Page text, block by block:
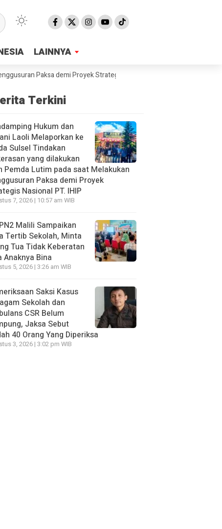
LAINNYA
LAINNYA
Paksa demi Proyek Strategis Nasional PT. IHIP
Terkini
Hukum dan
Laoli Melaporkan ke
Sulsel Tindakan
yang dilakukan
Pemda Lutim pada saat Melakukan
Paksa demi Proyek
Nasional PT. IHIP
7, 2026 | 10:57 am WIB
Malili Sampaikan
Tertib Sekolah, Minta
Tua Tidak Keberatan
Anaknya Bina
5, 2026 | 3:26 am WIB
Saksi Kasus
Sekolah dan
CSR Belum
Jaksa Sebut
40 Orang Yang Diperiksa
3, 2026 | 3:02 pm WIB